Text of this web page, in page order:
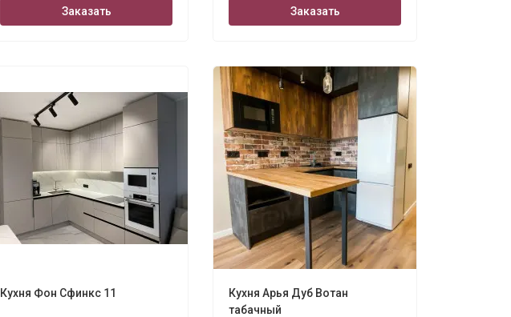
Заказать Заказать
Кухня Фон Сфинкс 11
Кухня Арья Дуб Вотан
табачный